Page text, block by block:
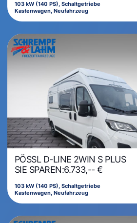
103 kW (140 PS), Schaltgetriebe
Kastenwagen, Neufahrzeug
PÖSSL D-LINE 2WIN S PLUS
SIE SPAREN:6.733,-- €
103 kW (140 PS), Schaltgetriebe
Kastenwagen, Neufahrzeug